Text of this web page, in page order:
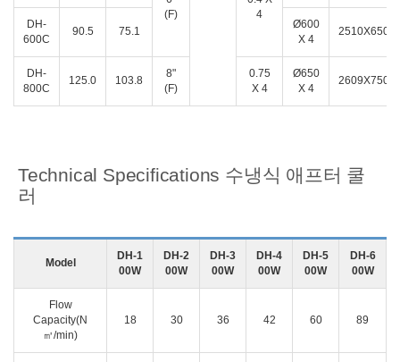
(F)
4
DH-
600C
90.5 75.1
Ø600
X 4
DH-
800C
125.0 103.8
8"
(F)
0.75
X 4
Ø650
X 4
Technical Specifications 수냉식 애프터 쿨
러
Model
DH-1
00W
DH-2
00W
DH-3
00W
DH-4
00W
DH-5
00W
DH-6
00W
Flow
Capacity(N
㎥/min)
18 30 36 42 60 89